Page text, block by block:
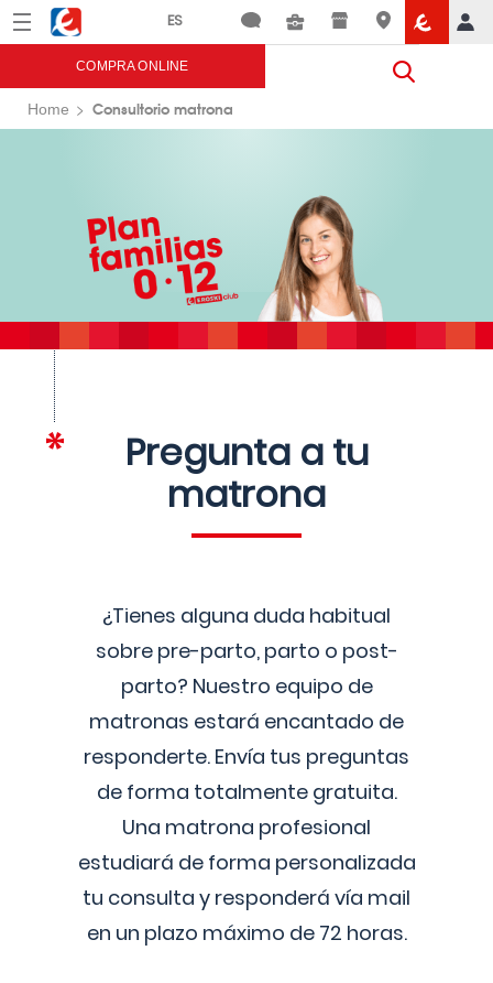
Menú Eroski
COMPRA ONLINE
Home Consultorio matrona
Pregunta a tu
matrona
¿Tienes alguna duda habitual
sobre pre-parto, parto o post-
parto? Nuestro equipo de
matronas estará encantado de
responderte. Envía tus preguntas
de forma totalmente gratuita.
Una matrona profesional
estudiará de forma personalizada
tu consulta y responderá vía mail
en un plazo máximo de 72 horas.